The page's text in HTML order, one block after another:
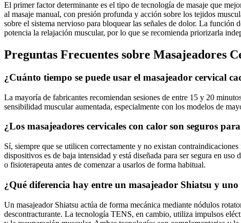
El primer factor determinante es el tipo de tecnología de masaje que
al masaje manual, con presión profunda y acción sobre los tejidos
sobre el sistema nervioso para bloquear las señales de dolor. La
potencia la relajación muscular, por lo que se recomienda priorizarla
Preguntas Frecuentes sobre Masajeadores
¿Cuánto tiempo se puede usar el masajeador cervical
La mayoría de fabricantes recomiendan sesiones de entre 15 y 20
sensibilidad muscular aumentada, especialmente con los modelos de
¿Los masajeadores cervicales con calor son seguros
Sí, siempre que se utilicen correctamente y no existan
dispositivos es de baja intensidad y está diseñada para ser segura en
o fisioterapeuta antes de comenzar a usarlos de forma habitual.
¿Qué diferencia hay entre un masajeador Shiatsu y
Un masajeador Shiatsu actúa de forma mecánica mediante nódulos
descontracturante. La tecnología TENS, en cambio, utiliza impulsos